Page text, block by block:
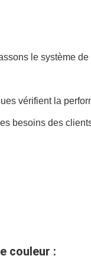
le système
vérifient la
besoins des
couleur :